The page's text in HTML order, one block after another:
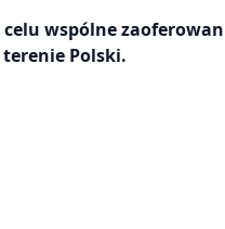
celu wspólne
Polski.